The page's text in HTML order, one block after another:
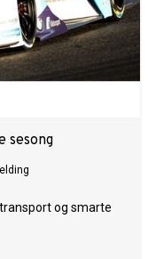
sesong
og smarte